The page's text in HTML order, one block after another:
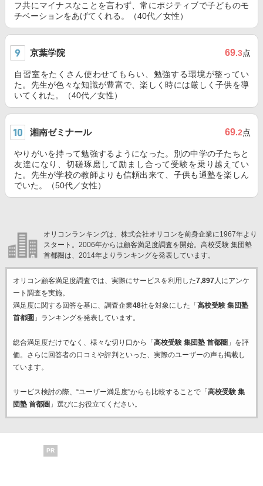
フ共にマイナスなことを言わず、常にポジティブで子どものモ
チベーションをあげてくれる。（40代／女性）
京葉学院 69.3点
自習室をたくさん使わせてもらい、勉強する環境が整ってい
た。先生が色々な知識が豊富で、楽しく時には厳しく子供を導
いてくれた。（40代／女性）
湘南ゼミナール 69.2点
やりがいを持って勉強するようになった。別の中学の子たちと
友達になり、切磋琢磨して励まし合って受験を乗り越えてい
た。先生が学校の教師よりも信頼出来て、子供も通塾を楽しん
でいた。（50代／女性）
オリコンランキングは、株式会社オリコンを前身企業に1967年より
スタート。2006年からは顧客満足度調査を開始。高校受験 集団塾
首都圏は、2014年よりランキングを発表しています。
オリコン顧客満足度調査では、実際にサービスを利用した7,897人にアンケ
ート調査を実施。
満足度に関する回答を基に、調査企業48社を対象にした「 高校受験 集団塾
首都圏 」ランキングを発表しています。
総合満足度だけでなく、様々な切り口から「 高校受験 集団塾 首都圏 」を評
価。さらに回答者の口コミや評判といった、実際のユーザーの声も掲載し
ています。
サービス検討の際、“ユーザー満足度”からも比較することで「 高校受験 集
団塾 首都圏 」選びにお役立てください。
PR